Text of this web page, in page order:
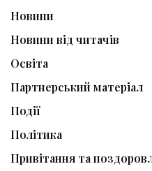
Новини
Новини від читачів
Освіта
Партнерський матеріал
Події
Політика
Привітання та